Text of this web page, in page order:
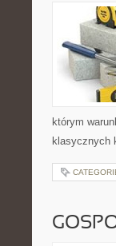
którym
klasycznych